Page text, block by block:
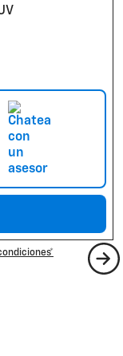
DE HASTA 360 KM